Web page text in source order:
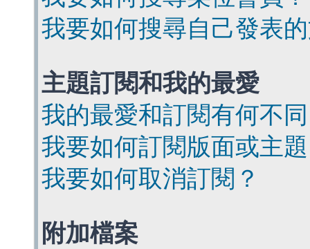
我要如何搜尋自己發表
主題訂閱和我的最愛
我的最愛和訂閱有何不
我要如何訂閱版面或主
我要如何取消訂閱？
附加檔案